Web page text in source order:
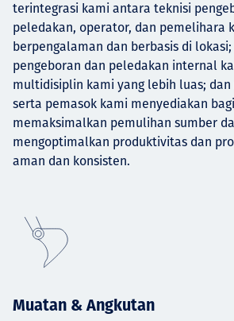
terintegrasi kami antara teknisi
peledakan, operator, dan pemelihara
berpengalaman dan berbasis di
pengeboran dan peledakan internal
multidisiplin kami yang lebih luas;
serta pemasok kami menyediakan
memaksimalkan pemulihan sumber
mengoptimalkan produktivitas dan
aman dan konsisten.
Muatan & Angkutan